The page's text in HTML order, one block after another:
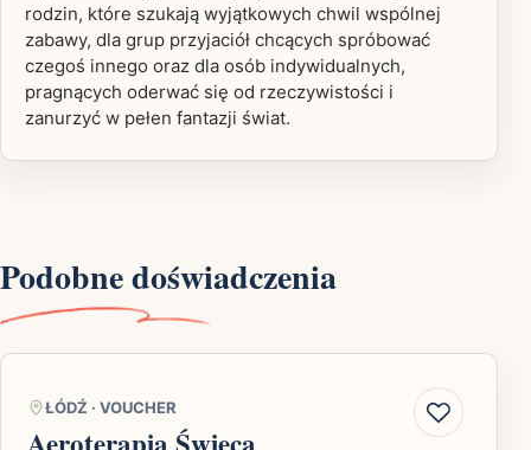
rodzin, które szukają wyjątkowych chwil wspólnej
zabawy, dla grup przyjaciół chcących spróbować
czegoś innego oraz dla osób indywidualnych,
pragnących oderwać się od rzeczywistości i
zanurzyć w pełen fantazji świat.
Podobne doświadczenia
ŁÓDŹ · VOUCHER